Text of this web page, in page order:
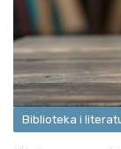
Biblioteka i